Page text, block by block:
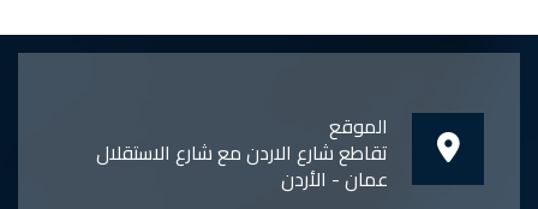
الموقع
تقاطع شارع الاردن مع شارع الاستقلال
عمان - الأردن